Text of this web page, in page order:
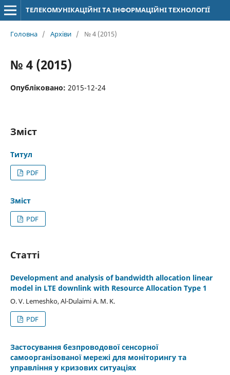
ТЕЛЕКОМУНІКАЦІЙНІ ТА ІНФОРМАЦІЙНІ ТЕХНОЛОГІЇ
Головна / Архіви / № 4 (2015)
№ 4 (2015)
Опубліковано: 2015-12-24
Зміст
Титул
PDF
Зміст
PDF
Статті
Development and analysis of bandwidth allocation linear
model in LTE downlink with Resource Allocation Type 1
O. V. Lemeshko, Al-Dulaimi A. M. K.
PDF
Застосування безпроводової сенсорної
самоорганізованої мережі для моніторингу та
управління у кризових ситуаціях